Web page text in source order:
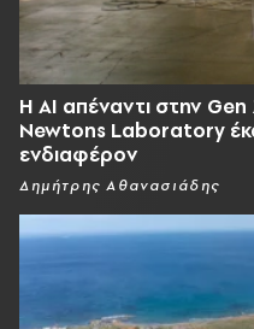
Η AI απέναντι στην
Newtons Laboratory
ενδιαφέρον
Δημήτρης Αθανασιάδης